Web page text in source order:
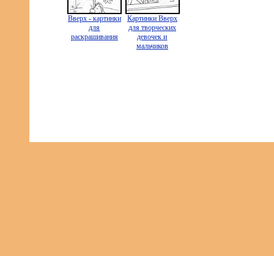
Вверх - картинки
для
раскрашивания
Картинки Вверх
для творческих
девочек и
мальчиков